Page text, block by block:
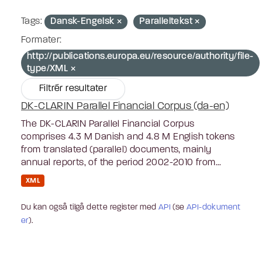
Tags: Dansk-Engelsk
Paralleltekst
Formater:
http://publications.europa.eu/resource/authority/file-
type/XML
Filtrér resultater
DK-CLARIN Parallel Financial Corpus (da-en)
The DK-CLARIN Parallel Financial Corpus
comprises 4.3 M Danish and 4.8 M English tokens
from translated (parallel) documents, mainly
annual reports, of the period 2002-2010 from...
XML
Du kan også tilgå dette register med API (seAPI-dokument
er).